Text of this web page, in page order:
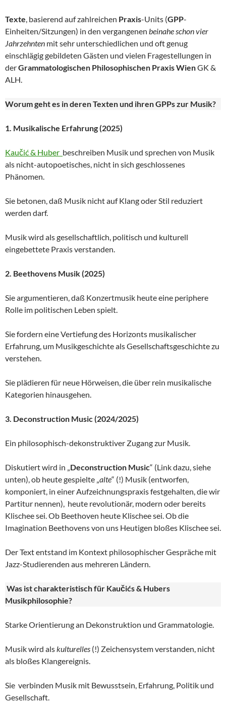
Texte, basierend auf zahlreichen Praxis-Units (GPP-
Einheiten/Sitzungen) in den vergangenen beinahe schon vier
Jahrzehnten mit sehr unterschiedlichen und oft genug
einschlägig gebildeten Gästen und vielen Fragestellungen in
derGrammatologischen Philosophischen Praxis WienGK &
ALH.
Worum geht es in deren Texten und ihren GPPs zur Musik?
1. Musikalische Erfahrung (2025)
Kaučić & Huber beschreiben Musik und sprechen von Musik
als nicht-autopoetisches, nicht in sich geschlossenes
Phänomen.
Sie betonen, daß Musik nicht auf Klang oder Stil reduziert
werden darf.
Musik wird als gesellschaftlich, politisch und kulturell
eingebettete Praxis verstanden.
2. Beethovens Musik (2025)
Sie argumentieren, daß Konzertmusik heute eine periphere
Rolle im politischen Leben spielt.
Sie fordern eine Vertiefung des Horizonts musikalischer
Erfahrung, um Musikgeschichte als Gesellschaftsgeschichte zu
verstehen.
Sie plädieren für neue Hörweisen, die über rein musikalische
Kategorien hinausgehen.
3. Deconstruction Music (2024/2025)
Ein philosophisch-dekonstruktiver Zugang zur Musik.
Diskutiert wird in „Deconstruction Music“ (Link dazu, siehe
unten), ob heute gespielte „alte“ (!) Musik (entworfen,
komponiert, in einer Aufzeichnungspraxis festgehalten, die wir
Partitur nennen), heute revolutionär, modern oder bereits
Klischee sei. Ob Beethoven heute Klischee sei. Ob die
Imagination Beethovens von uns Heutigen bloßes Klischee sei.
Der Text entstand im Kontext philosophischer Gespräche mit
Jazz-Studierenden aus mehreren Ländern.
Was ist charakteristisch für Kaučićs & Hubers
Musikphilosophie?
Starke Orientierung an Dekonstruktion und Grammatologie.
Musik wird alskulturelles (!) Zeichensystem verstanden, nicht
als bloßes Klangereignis.
Sie verbinden Musik mit Bewusstsein, Erfahrung, Politik und
Gesellschaft.